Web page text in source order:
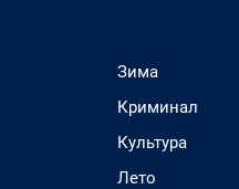
Зима
Криминал
Культура
Лето